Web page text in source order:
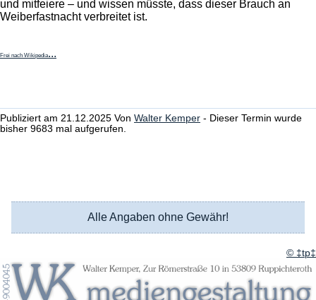
und mitfeiere – und wissen müsste, dass dieser Brauch an
Weiberfastnacht verbreitet ist.
Frei nach Wikipedia...
Publiziert am 21.12.2025 Von Walter Kemper - Dieser Termin wurde
bisher 9683 mal aufgerufen.
Alle Angaben ohne Gewähr!
© ‡tp‡